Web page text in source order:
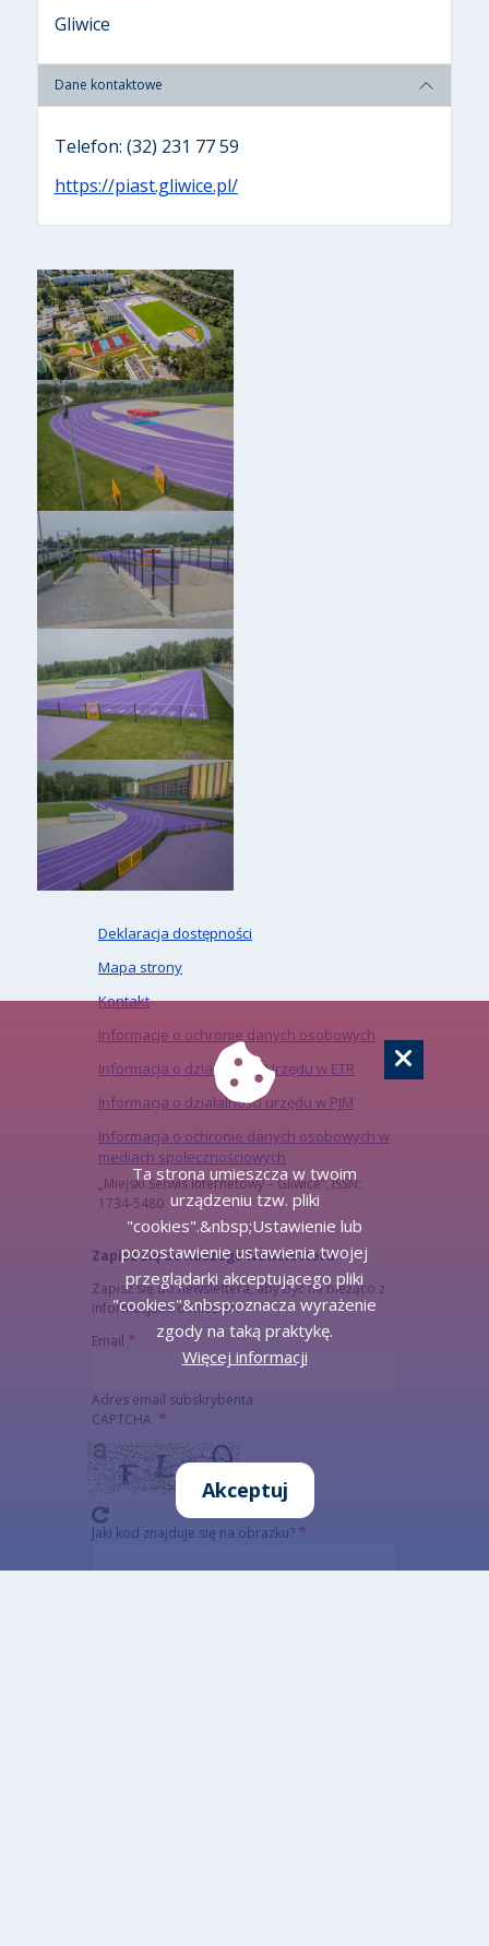
Gliwice
Dane kontaktowe
Telefon: (32) 231 77 59
https://piast.gliwice.pl/
Deklaracja dostępności
Mapa strony
Kontakt
Informacje o ochronie danych osobowych
Informacja o działalności Urzędu w ETR
Informacja o działalności urzędu w PJM
Informacja o ochronie danych osobowych w
mediach społecznościowych
„Miejski Serwis Internetowy – Gliwice”, ISSN:
1734-5480
Zapisz się do naszego Newslettera
Zapisz się do newslettera, aby być na bieżąco z
informacjami o mieście.
Email
Adres email subskrybenta
CAPTCHA
Jaki kod znajduje się na obrazku?
Ta strona umieszcza w twoim
urządzeniu tzw. pliki
"cookies".&nbsp;Ustawienie lub
pozostawienie ustawienia twojej
przeglądarki akceptującego pliki
"cookies"&nbsp;oznacza wyrażenie
zgody na taką praktykę.
Więcej informacji
Akceptuj